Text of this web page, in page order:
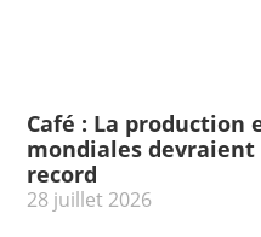
Café : La production
mondiales
record
28 juillet 2026